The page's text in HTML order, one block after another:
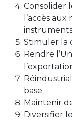
Consolider
l’accès
Stimuler la
Rendre
base.
Maintenir
Diversifier